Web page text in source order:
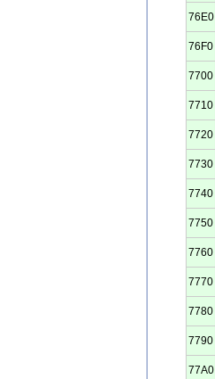
76E0
76F0
7700
7710
7720
7730
7740
7750
7760
7770
7780
7790
77A0